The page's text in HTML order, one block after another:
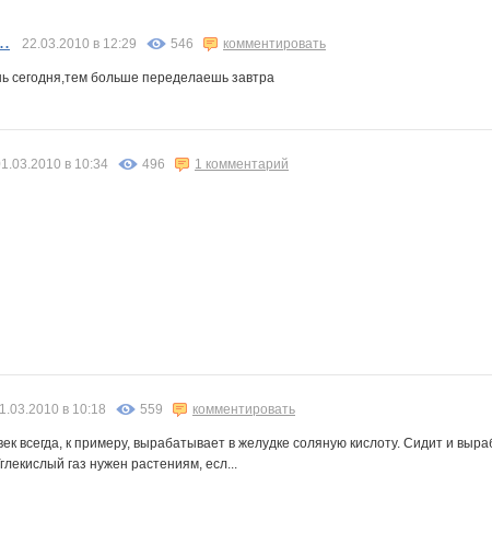
22.03.2010 в 12:29 546 комментировать
сегодня,тем больше переделаешь завтра
в 10:34 496 1 комментарий
в 10:18 559 комментировать
всегда, к примеру, вырабатывает в желудке соляную кислоту. Сидит и
газ нужен растениям, есл...